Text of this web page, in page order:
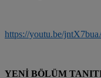
https://youtu.be/
YENİ BÖLÜM